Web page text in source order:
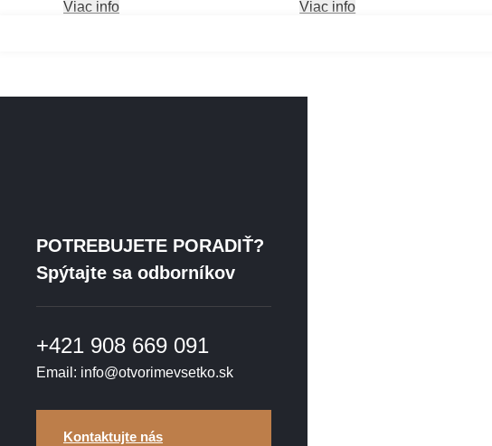
Viac info
Viac info
POTREBUJETE PORADIŤ?
Spýtajte sa odborníkov
+421 908 669 091
Email: info@otvorimevsetko.sk
Kontaktujte nás